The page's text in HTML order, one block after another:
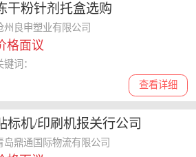
干粉针剂托盒选购
州良申塑业有限公司
格面议
查看详细
键词：
标机/印刷机报关行公司
岛鼎通国际物流有限公司